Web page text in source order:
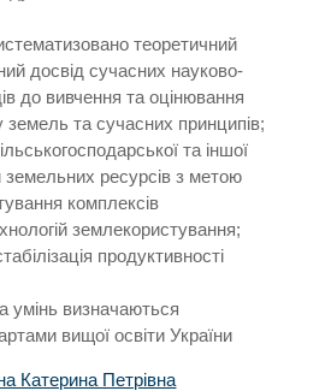
теоретичний
досвід сучасних науково-
до вивчення та оцінювання
земель та сучасних принципів;
та іншої
земельних ресурсів з метою
комплексів
землекористування;
продуктивності
умінь визначаються
вищої освіти України
Катерина Петрівна